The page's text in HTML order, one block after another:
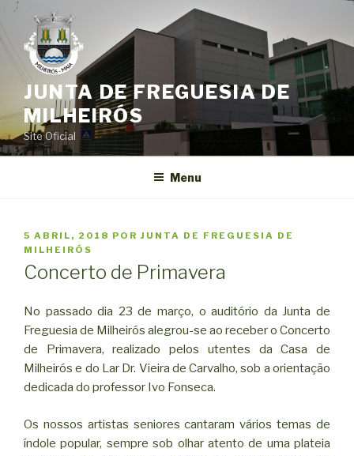
Saltar
o
conteúdo
JUNTA DE FREGUESIA DE
MILHEIRÓS
Site Oficial
Menu
PUBLICADO
EM
5 ABRIL, 2018 POR JUNTA DE FREGUESIA DE
MILHEIRÓS
Concerto de Primavera
No passado dia 23 de março, o auditório da Junta de
Freguesia de Milheirós alegrou-se ao receber o Concerto
de Primavera, realizado pelos utentes da Casa de
Milheirós e do Lar Dr. Vieira de Carvalho, sob a orientação
dedicada do professor Ivo Fonseca.
Os nossos artistas seniores cantaram vários temas de
índole popular, sempre sob olhar atento de uma plateia